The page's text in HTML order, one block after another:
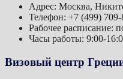
Адрес: Москва,
Телефон: +7 (499) 709-
Рабочее расписание:
Часы работы: 9:00-
Визовый центр